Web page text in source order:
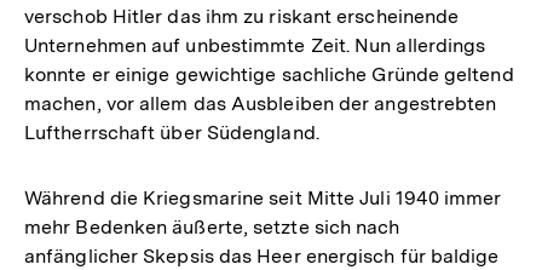
verschob Hitler das ihm zu riskant erscheinende
Unternehmen auf unbestimmte Zeit. Nun allerdings
konnte er einige gewichtige sachliche Gründe geltend
machen, vor allem das Ausbleiben der angestrebten
Luftherrschaft über Südengland.
Während die Kriegsmarine seit Mitte Juli 1940 immer
mehr Bedenken äußerte, setzte sich nach
anfänglicher Skepsis das Heer energisch für baldige